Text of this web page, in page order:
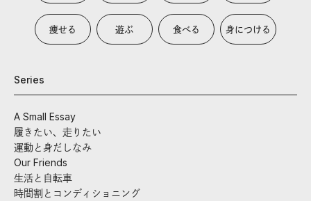
痩せる 遊ぶ 食べる 身につける
Series
A Small Essay
履きたい、走りたい
運動と身だしなみ
Our Friends
生活と自転車
時間割とコンディショニング